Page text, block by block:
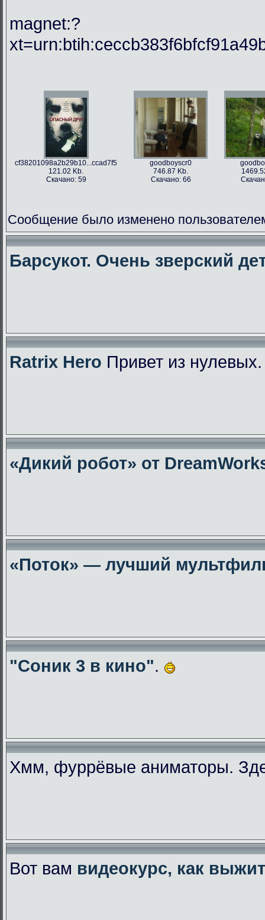
magnet:?
cf38201098a2b29b10...ccad7f5
121.02 Kb.
Скачано: 59
goodboyscr0
746.87 Kb.
Скачано: 66
Сообщение было изменено
Барсукот. Очень зверский
Ratrix Hero Привет из
«Дикий робот» от
«Поток» — лучший
"Соник 3 в кино".
Хмм, фуррёвые аниматоры.
Вот вам видеокурс, как